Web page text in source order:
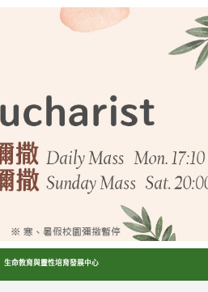
生命教育與靈性培育發展中心